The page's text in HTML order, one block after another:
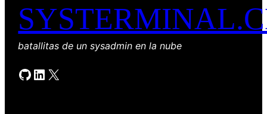
batallitas de un sysadmin en la nube
GitHub
LinkedIn
X